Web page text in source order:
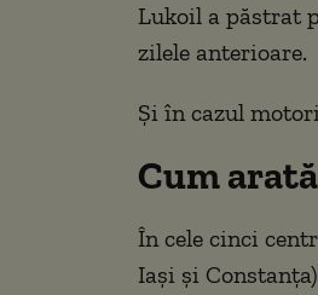
Lukoil a păstrat
zilele anterioare.
Și în cazul
Cum
În cele cinci
Iași și